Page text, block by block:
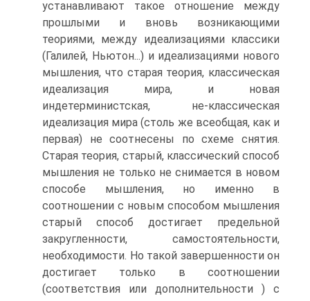
устанавливают такое отношение между
прошлыми и вновь возникающими
теориями, между идеализациями классики
(Галилей, Ньютон...) и идеализациями нового
мышления, что старая теория, классическая
идеализация мира, и новая
индетерминистская, не-классическая
идеализация мира (столь же всеобщая, как и
первая) не соотнесены по схеме снятия.
Старая теория, старый, классический способ
мышления не только не снимается в новом
способе мышления, но именно в
соотношении с новым способом мышления
старый способ достигает предельной
закругленности, самостоятельности,
необходимости. Но такой завершенности он
достигает только в соотношении
(соответствия или дополнительности ) с